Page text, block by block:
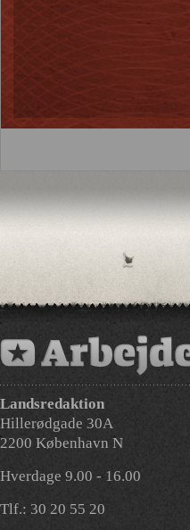
Landsredaktion
Hillerødgade 30A
2200 København N
Hverdage 9.00 - 16.00
Tlf.: 30 20 55 20